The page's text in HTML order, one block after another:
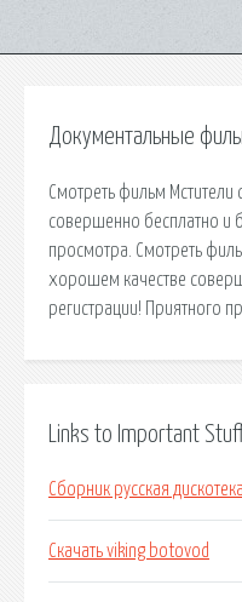
Документальные
Смотреть фильм
совершенно бесплатно и
просмотра. Смотреть
хорошем качестве
регистрации! Приятного
Links to Important
Сборник русская
Скачать viking botovod